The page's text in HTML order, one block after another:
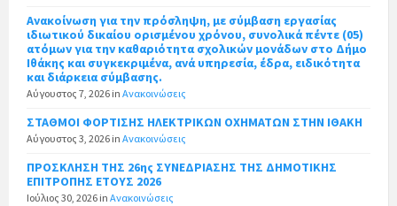
Ανακοίνωση για την πρόσληψη, με σύμβαση εργασίας
ιδιωτικού δικαίου ορισμένου χρόνου, συνολικά πέντε (05)
ατόμων για την καθαριότητα σχολικών μονάδων στο Δήμο
Ιθάκης και συγκεκριμένα, ανά υπηρεσία, έδρα, ειδικότητα
και διάρκεια σύμβασης.
Αύγουστος 7, 2026 in Ανακοινώσεις
ΣΤΑΘΜΟΙ ΦΟΡΤΙΣΗΣ ΗΛΕΚΤΡΙΚΩΝ ΟΧΗΜΑΤΩΝ ΣΤΗΝ ΙΘΑΚΗ
Αύγουστος 3, 2026 in Ανακοινώσεις
ΠΡΟΣΚΛΗΣΗ ΤΗΣ 26ης ΣΥΝΕΔΡΙΑΣΗΣ ΤΗΣ ΔΗΜΟΤΙΚΗΣ
ΕΠΙΤΡΟΠΗΣ ΕΤΟΥΣ 2026
Ιούλιος 30, 2026 in Ανακοινώσεις